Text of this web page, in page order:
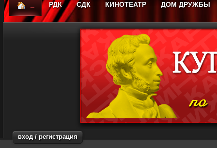
РДК СДК КИНОТЕАТР ДОМ ДРУЖБЫ
вход / регистрация